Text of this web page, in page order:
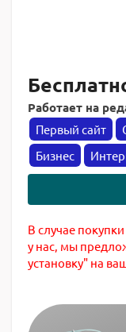
Работает на
Первый сайт
Бизнес
В случае
у нас, мы
установку" на